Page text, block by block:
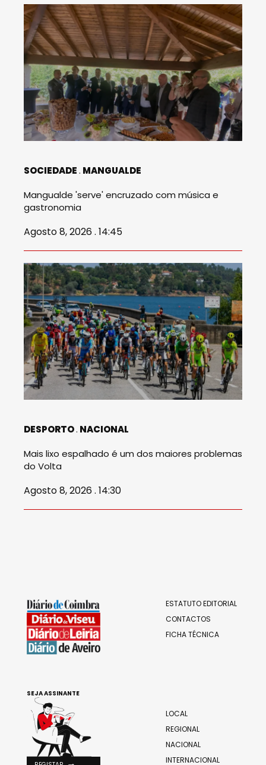
SOCIEDADE MANGUALDE
Mangualde 'serve' encruzado com música e
gastronomia
Agosto 8, 2026 . 14:45
DESPORTO NACIONAL
Mais lixo espalhado é um dos maiores problemas
do Volta
Agosto 8, 2026 . 14:30
ESTATUTO EDITORIAL
CONTACTOS
FICHA TÉCNICA
LOCAL
REGIONAL
NACIONAL
INTERNACIONAL
SEJA ASSINANTE